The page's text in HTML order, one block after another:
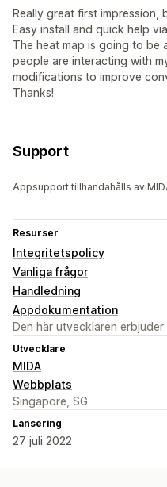
Really great first impression,
Easy install and quick help
The heat map is going to be
people are interacting with
modifications to improve
Thanks!
Support
Appsupport tillhandahålls av
Resurser
Integritetspolicy
Vanliga frågor
Handledning
Appdokumentation
Den här utvecklaren
Utvecklare
MIDA
Webbplats
Singapore, SG
Lansering
27 juli 2022